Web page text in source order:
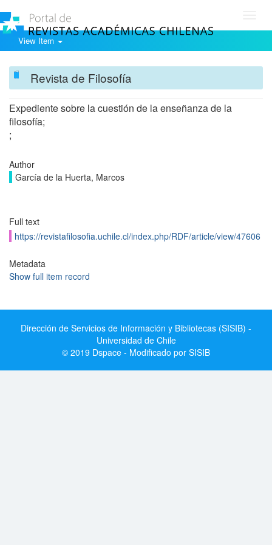
View Item
Revista de Filosofía
Expediente sobre la cuestión de la enseñanza de la
filosofía;
;
Author
García de la Huerta, Marcos
Full text
https://revistafilosofia.uchile.cl/index.php/RDF/article/view/47606
Metadata
Show full item record
Dirección de Servicios de Información y Bibliotecas (SISIB) -
Universidad de Chile
© 2019 Dspace - Modificado por SISIB